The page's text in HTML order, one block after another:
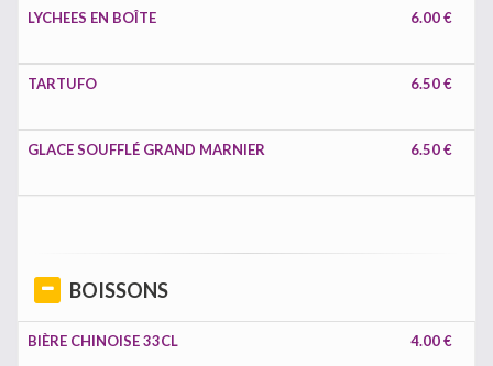
LYCHEES EN BOÎTE 6.00 €
TARTUFO 6.50 €
GLACE SOUFFLÉ GRAND MARNIER 6.50 €
BOISSONS
BIÈRE CHINOISE 33CL 4.00 €